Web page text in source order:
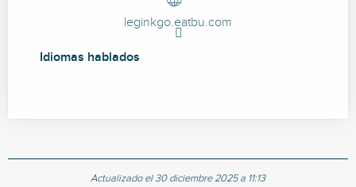
leginkgo.eatbu.com
Idiomas hablados
Idiomas hablados
Actualizado el 30 diciembre 2025 a 11:13